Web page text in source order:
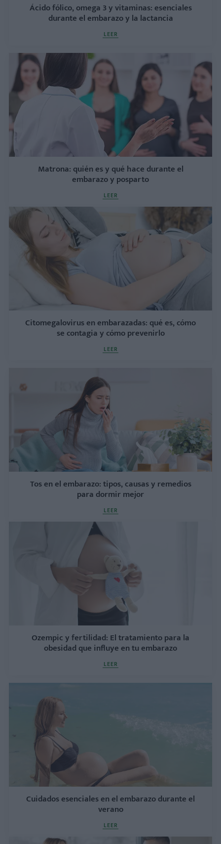
Ácido fólico, omega 3 y vitaminas: esenciales
durante el embarazo y la lactancia
LEER
Matrona: quién es y qué hace durante el
embarazo y posparto
LEER
Citomegalovirus en embarazadas: qué es, cómo
se contagia y cómo prevenirlo
LEER
Tos en el embarazo: tipos, causas y remedios
para dormir mejor
LEER
Ozempic y fertilidad: El tratamiento para la
obesidad que influye en tu embarazo
LEER
Cuidados esenciales en el embarazo durante el
verano
LEER